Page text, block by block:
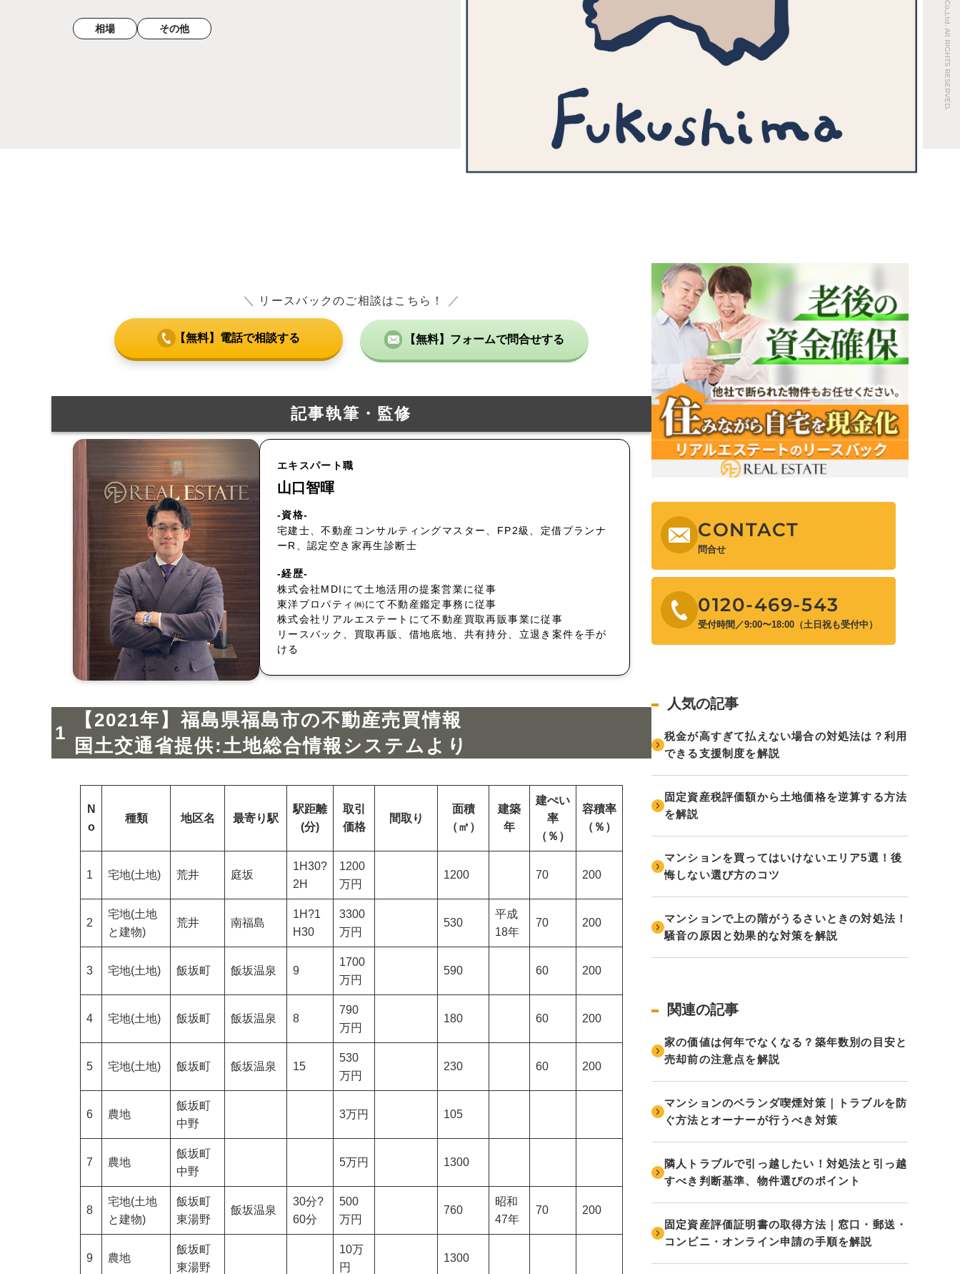
相場 その他
＼ リースバックのご相談はこちら！ ／
【無料】電話で相談する 【無料】フォームで問合せする
記事執筆・監修
エキスパート職
山口智暉
-資格-
宅建士、不動産コンサルティングマスター、FP2級、定借プランナ
ーR、認定空き家再生診断士
-経歴-
株式会社MDIにて土地活用の提案営業に従事
東洋プロパティ㈱にて不動産鑑定事務に従事
株式会社リアルエステートにて不動産買取再販事業に従事
リースバック、買取再販、借地底地、共有持分、立退き案件を手が
ける
【2021年】福島県福島市の不動産売買情報
国土交通省提供:土地総合情報システムより
N
o
種類 地区名 最寄り駅
駅距離
(分)
取引
価格
間取り
面積
（㎡）
建築
年
建ぺい
率
（％）
容積率
（％）
1 宅地(土地) 荒井 庭坂
1H30?
2H
1200
万円
1200 70 200
2
宅地(土地
と建物)
荒井 南福島
1H?1
H30
3300
万円
530
平成
18年
70 200
3 宅地(土地) 飯坂町 飯坂温泉 9
1700
万円
590 60 200
4 宅地(土地) 飯坂町 飯坂温泉 8
790
万円
180 60 200
5 宅地(土地) 飯坂町 飯坂温泉 15
530
万円
230 60 200
6 農地
飯坂町
中野
3万円 105
7 農地
飯坂町
中野
5万円 1300
8
宅地(土地
と建物)
飯坂町
東湯野
飯坂温泉
30分?
60分
500
万円
760
昭和
47年
70 200
9 農地
飯坂町
東湯野
10万
円
1300
CONTACT
問合せ
0120-469-543
受付時間／9:00〜18:00（土日祝も受付中）
人気の記事
税金が高すぎて払えない場合の対処法は？利用
できる支援制度を解説
固定資産税評価額から土地価格を逆算する方法
を解説
マンションを買ってはいけないエリア5選！後
悔しない選び方のコツ
マンションで上の階がうるさいときの対処法！
騒音の原因と効果的な対策を解説
関連の記事
家の価値は何年でなくなる？築年数別の目安と
売却前の注意点を解説
マンションのベランダ喫煙対策｜トラブルを防
ぐ方法とオーナーが行うべき対策
隣人トラブルで引っ越したい！対処法と引っ越
すべき判断基準、物件選びのポイント
固定資産評価証明書の取得方法｜窓口・郵送・
コンビニ・オンライン申請の手順を解説